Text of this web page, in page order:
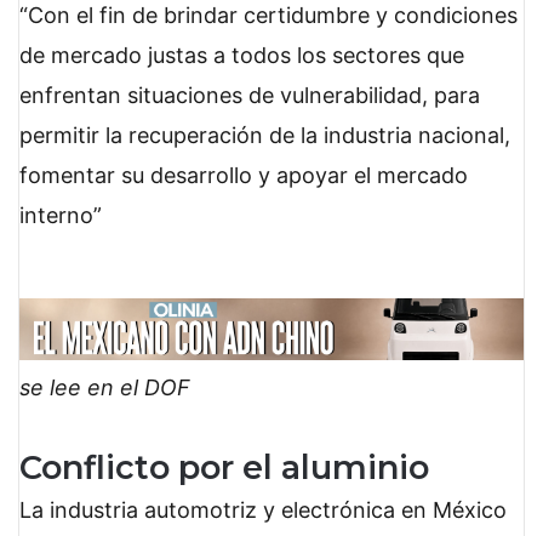
Con el fin de brindar certidumbre y condiciones
de mercado justas a todos los sectores que
enfrentan situaciones de vulnerabilidad, para
permitir la recuperación de la industria nacional,
fomentar su desarrollo y apoyar el mercado
interno
se lee en el DOF
Conflicto por el aluminio
La industria automotriz y electrónica en México